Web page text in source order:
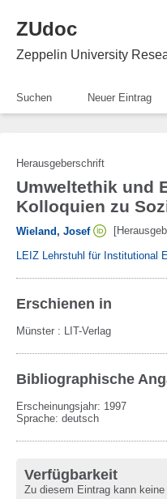
ZUdoc
Zeppelin University
Suchen Neuer Eintrag
Herausgeberschrift
Umweltethik und
Kolloquien zu
Wieland, Josef
LEIZ Lehrstuhl für Institutional
Erschienen in
Münster : LIT-Verlag
Bibliographische
Erscheinungsjahr: 1997
Sprache: deutsch
Verfügbarkeit
Zu diesem Eintrag kann